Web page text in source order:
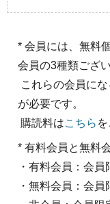
* 会員には、無料
会員の3種類ござい
これらの会員に
が必要です。
購読料はこちら
* 有料会員と無料
・有料会員：会
・無料会員：会